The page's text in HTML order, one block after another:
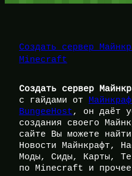
Создать сервер
Minecraft
Создать сервер
с гайдами от
BungeeHost, он даёт
создания своего
сайте Вы можете
Новости Майнкрафт,
Моды, Сиды, Карты,
по Minecraft и прочее